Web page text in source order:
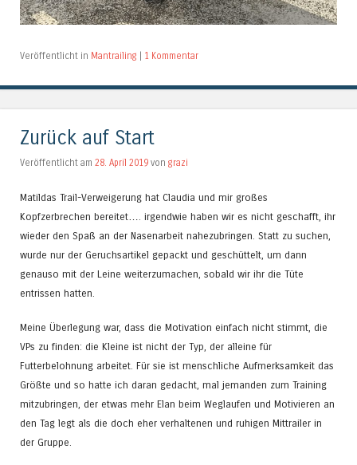
Veröffentlicht in Mantrailing 1 Kommentar
Zurück auf Start
Veröffentlicht am 28. April 2019 von grazi
Matildas Trail-Verweigerung hat Claudia und mir großes
Kopfzerbrechen bereitet…. irgendwie haben wir es nicht geschafft, ihr
wieder den Spaß an der Nasenarbeit nahezubringen. Statt zu suchen,
wurde nur der Geruchsartikel gepackt und geschüttelt, um dann
genauso mit der Leine weiterzumachen, sobald wir ihr die Tüte
entrissen hatten.
Meine Überlegung war, dass die Motivation einfach nicht stimmt, die
VPs zu finden: die Kleine ist nicht der Typ, der alleine für
Futterbelohnung arbeitet. Für sie ist menschliche Aufmerksamkeit das
Größte und so hatte ich daran gedacht, mal jemanden zum Training
mitzubringen, der etwas mehr Elan beim Weglaufen und Motivieren an
den Tag legt als die doch eher verhaltenen und ruhigen Mittrailer in
der Gruppe.